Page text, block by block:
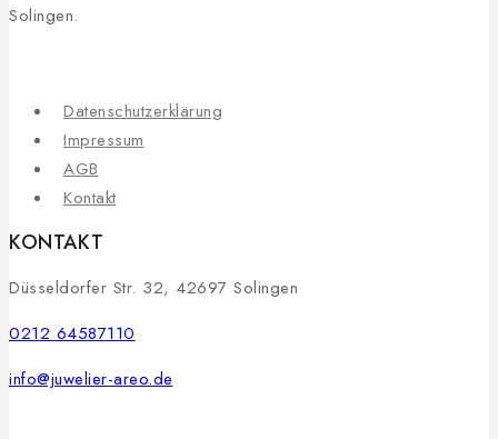
Solingen.
Datenschutzerklärung
Impressum
AGB
Kontakt
KONTAKT
Düsseldorfer Str. 32, 42697 Solingen
0212 64587110
info@juwelier-areo.de